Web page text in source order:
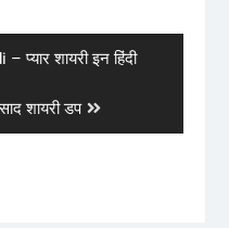
प्यार शायरी इन हिंदी
शायरी डप